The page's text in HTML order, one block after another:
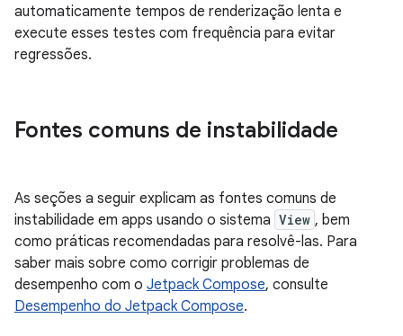
automaticamente tempos de renderização lenta e
execute esses testes com frequência para evitar
regressões.
Fontes comuns de instabilidade
As seções a seguir explicam as fontes comuns de
instabilidade em apps usando o sistema View , bem
como práticas recomendadas para resolvê-las. Para
saber mais sobre como corrigir problemas de
desempenho com o Jetpack Compose, consulte
Desempenho do Jetpack Compose.